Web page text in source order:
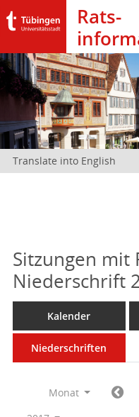
Rats­
Translate into English
Sitzungen mit
Niederschrift
Kalender
Niederschriften
Monat